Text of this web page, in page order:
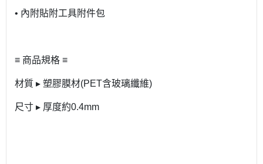
• 內附貼附工具附件包
≡ 商品規格 ≡
材質 ▸ 塑膠膜材(PET含玻璃纖維)
尺寸 ▸ 厚度約0.4mm